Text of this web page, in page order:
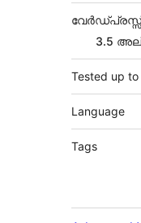
വേർഡ്പ്രസ്സ്
3.5
Tested up to
Language
Tags